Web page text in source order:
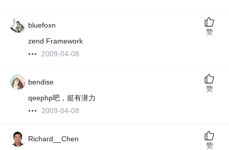
bluefoxn
zend Framework
2009-04-08
赞
bendise
qeephp吧，挺有潜力
2009-04-08
赞
Richard__Chen
赞